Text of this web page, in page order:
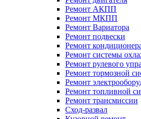
Ремонт АКПП
Ремонт МКПП
Ремонт Вариатора
Ремонт подвески
Ремонт
Ремонт системы
Ремонт рулевого
Ремонт тормозной
Ремонт
Ремонт топливной
Ремонт трансмиссии
Сход-развал